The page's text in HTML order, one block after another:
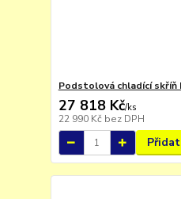
Podstolová chladící skříň
27 818 Kč/ks
22 990 Kč bez DPH